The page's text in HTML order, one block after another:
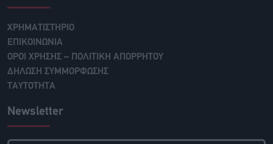
ΧΡΗΜΑΤΙΣΤΗΡΙΟ
ΕΠΙΚΟΙΝΩΝΙΑ
ΟΡΟΙ ΧΡΗΣΗΣ – ΠΟΛΙΤΙΚΗ ΑΠΟΡΡΗΤΟΥ
ΔΗΛΩΣΗ ΣΥΜΜΟΡΦΩΣΗΣ
ΤΑΥΤΟΤΗΤΑ
Newsletter